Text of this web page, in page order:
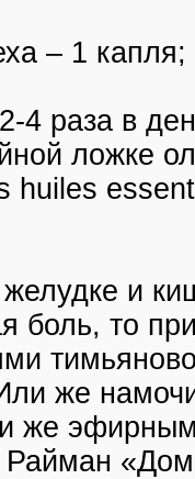
– 1
4 раза в
ложке
huiles
и
боль, то
же
же
Райман